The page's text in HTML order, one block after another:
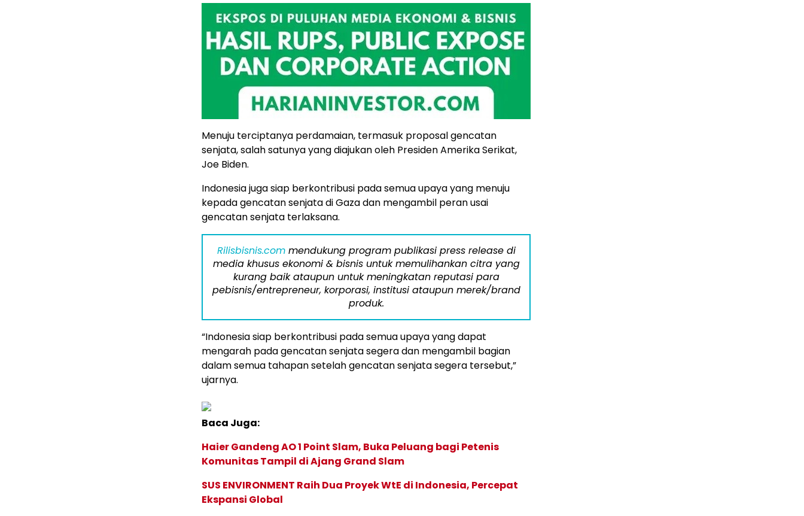
Menuju terciptanya perdamaian, termasuk proposal gencatan
senjata, salah satunya yang diajukan oleh Presiden Amerika Serikat,
Joe Biden.
Indonesia juga siap berkontribusi pada semua upaya yang menuju
kepada gencatan senjata di Gaza dan mengambil peran usai
gencatan senjata terlaksana.
Rilisbisnis.commendukung program publikasi press release di
media khusus ekonomi & bisnis untuk memulihankan citra yang
kurang baik ataupun untuk meningkatan reputasi para
pebisnis/entrepreneur, korporasi, institusi ataupun merek/brand
produk.
“Indonesia siap berkontribusi pada semua upaya yang dapat
mengarah pada gencatan senjata segera dan mengambil bagian
dalam semua tahapan setelah gencatan senjata segera tersebut,”
ujarnya.
Baca Juga:
Haier Gandeng AO 1 Point Slam, Buka Peluang bagi Petenis
Komunitas Tampil di Ajang Grand Slam
SUS ENVIRONMENT Raih Dua Proyek WtE di Indonesia, Percepat
Ekspansi Global